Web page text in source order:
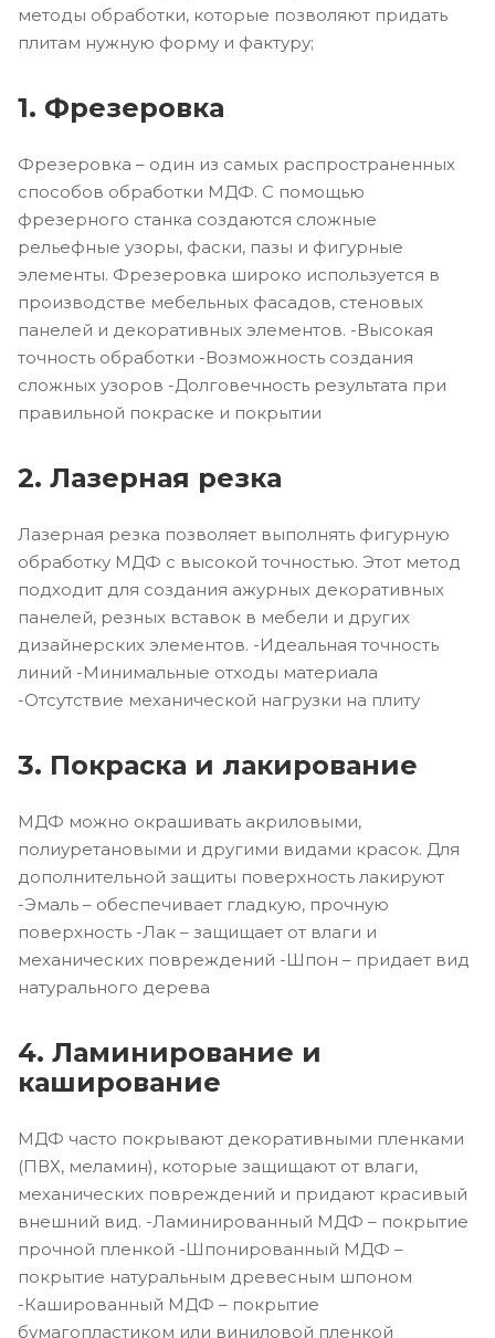
методы обработки, которые позволяют придать
плитам нужную форму и фактуру;
1. Фрезеровка
Фрезеровка – один из самых распространенных
способов обработки МДФ. С помощью
фрезерного станка создаются сложные
рельефные узоры, фаски, пазы и фигурные
элементы. Фрезеровка широко используется в
производстве мебельных фасадов, стеновых
панелей и декоративных элементов. -Высокая
точность обработки -Возможность создания
сложных узоров -Долговечность результата при
правильной покраске и покрытии
2. Лазерная резка
Лазерная резка позволяет выполнять фигурную
обработку МДФ с высокой точностью. Этот метод
подходит для создания ажурных декоративных
панелей, резных вставок в мебели и других
дизайнерских элементов. -Идеальная точность
линий -Минимальные отходы материала
-Отсутствие механической нагрузки на плиту
3. Покраска и лакирование
МДФ можно окрашивать акриловыми,
полиуретановыми и другими видами красок. Для
дополнительной защиты поверхность лакируют
-Эмаль – обеспечивает гладкую, прочную
поверхность -Лак – защищает от влаги и
механических повреждений -Шпон – придает вид
натурального дерева
4. Ламинирование и
каширование
МДФ часто покрывают декоративными пленками
(ПВХ, меламин), которые защищают от влаги,
механических повреждений и придают красивый
внешний вид. -Ламинированный МДФ – покрытие
прочной пленкой -Шпонированный МДФ –
покрытие натуральным древесным шпоном
-Кашированный МДФ – покрытие
бумагопластиком или виниловой пленкой